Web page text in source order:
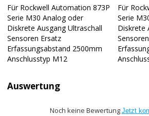
Für Rockwell Automation 873P
Serie M30 Analog oder
Diskrete Ausgang Ultraschall
Sensoren Ersatz
Erfassungsabstand 2500mm
Anschlusstyp M12
Für
Serie
Diskrete
Auswertung
Noch keine Bewertung Jetzt